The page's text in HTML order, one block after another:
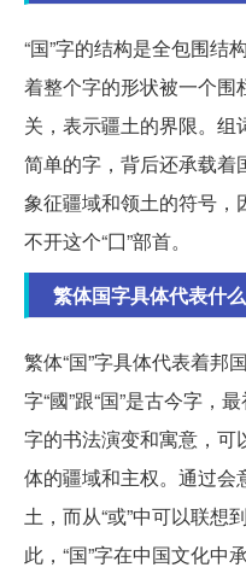
“国”字的结构是全包围结
着整个字的形状被一个围
关，表示疆土的界限。组
简单的字，背后还承载着
象征疆域和领土的符号，
不开这个“囗”部首。
繁体国字具体代表什
繁体“国”字具体代表着邦
字“國”跟“国”是古今字，
字的书法演变和寓意，可
体的疆域和主权。通过会
土，而从“或”中可以联想
此，“国”字在中国文化中